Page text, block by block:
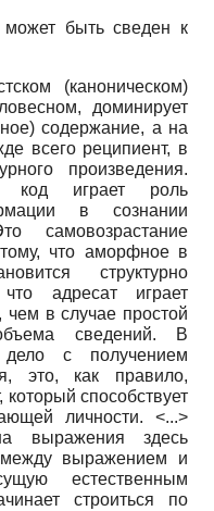
быть сведен к
(каноническом)
доминирует
содержание, а на
всего реципиент, в
произведения.
код играет роль
в сознании
самовозрастание
что аморфное в
структурно
что адресат играет
чем в случае простой
сведений. В
с получением
это, как правило,
который способствует
личности. <...>
выражения здесь
между выражением и
естественным
строиться по